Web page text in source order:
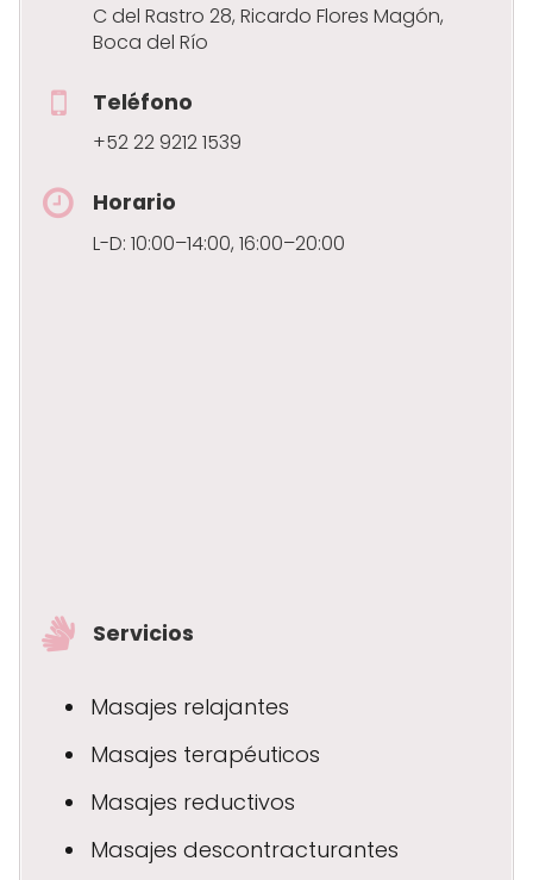
C del Rastro 28, Ricardo Flores Magón,
Boca del Río
Teléfono
+52 22 9212 1539
Horario
L-D: 10:00–14:00, 16:00–20:00
Servicios
Masajes relajantes
Masajes terapéuticos
Masajes reductivos
Masajes descontracturantes